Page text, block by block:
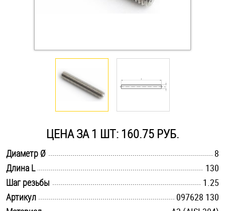
Крюки, кольца с метрической резьбой
Крюки, кольца с шурупной резьбой
Оснастка и аксессуары для яхт
Саморезы и шурупы
Стопорные кольца
Такелаж
ЦЕНА ЗА 1 ШТ: 160.75 РУБ.
Диаметр Ø
8
Длина L
130
Шаг резьбы
1.25
Артикул
097628 130